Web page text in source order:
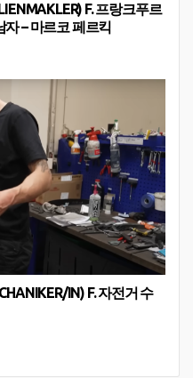
F. 프랑크푸르
– 마르코 페르킥
IN) F. 자전거 수